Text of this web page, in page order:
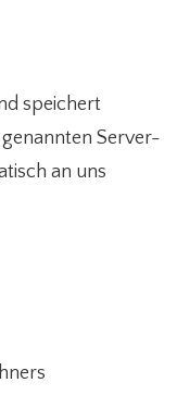
speichert
Server-
an uns